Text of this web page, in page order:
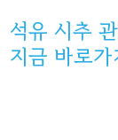
석유 시추
지금 바로가